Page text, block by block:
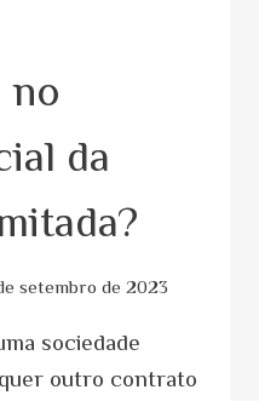
no
da
setembro de 2023
sociedade
outro contrato